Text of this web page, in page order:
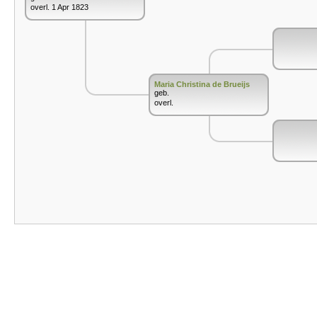
overl. 1 Apr 1823
Maria Christina de Brueijs
geb.
overl.